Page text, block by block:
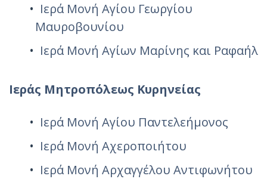
Ιερά Μονή Αγίου Γεωργίου
Μαυροβουνίου
Ιερά Μονή Αγίων Μαρίνης και Ραφαήλ
Ιεράς Μητροπόλεως Κυρηνείας
Ιερά Μονή Αγίου Παντελεήμονος
Ιερά Μονή Αχεροποιήτου
Ιερά Μονή Αρχαγγέλου Αντιφωνήτου